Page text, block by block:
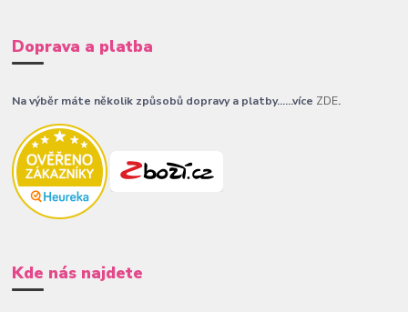
Doprava a platba
Na výběr máte několik způsobů dopravy a platby......více ZDE.
Kde nás najdete